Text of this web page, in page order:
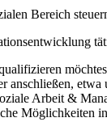
Bereich
anschließen, etwa
Arbeit &
Möglichkeiten